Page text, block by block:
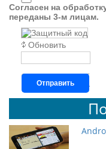
Согласен на
переданы 3-м лицам.
Обновить
Отправить